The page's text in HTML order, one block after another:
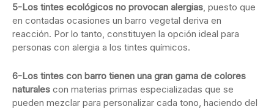
5-Los tintes ecológicos no provocan alergias , puesto que
en contadas ocasiones un barro vegetal deriva en
reacción. Por lo tanto, constituyen la opción ideal para
personas con alergia a los tintes químicos.
6-Los tintes con barro tienen una gran gama de colores
naturales con materias primas especializadas que se
pueden mezclar para personalizar cada tono, haciendo del